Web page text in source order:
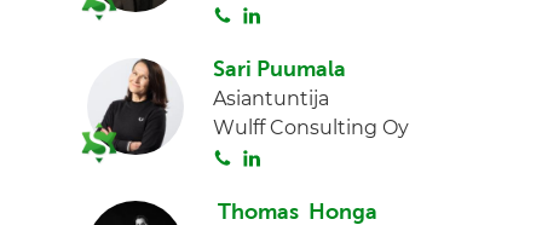
n
S
i
t
a
n
k
e
n
Sari Puumala
Asiantuntija
Wulff Consulting Oy
S
i
n
Thomas Honga